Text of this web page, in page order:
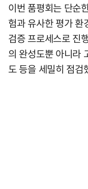
이번 품평회는 단순
험과 유사한 평가 환
검증 프로세스로 진
의 완성도뿐 아니라
도 등을 세밀히 점검